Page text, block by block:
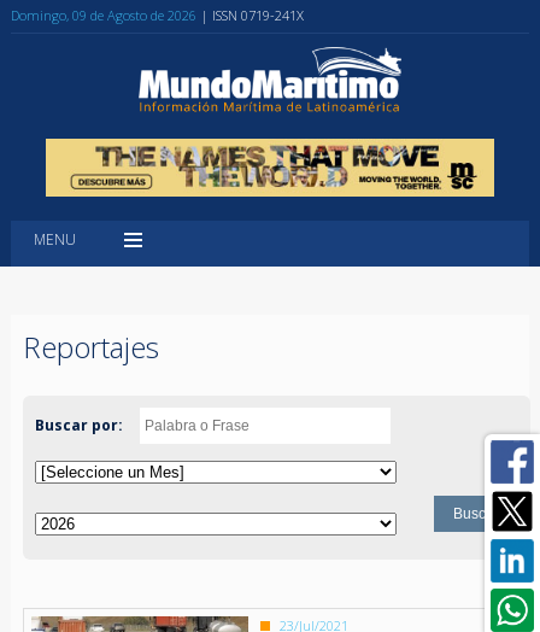
Domingo, 09 de Agosto de 2026 | ISSN 0719-241X
MENU
Reportajes
Buscar por:
23/Jul/2021